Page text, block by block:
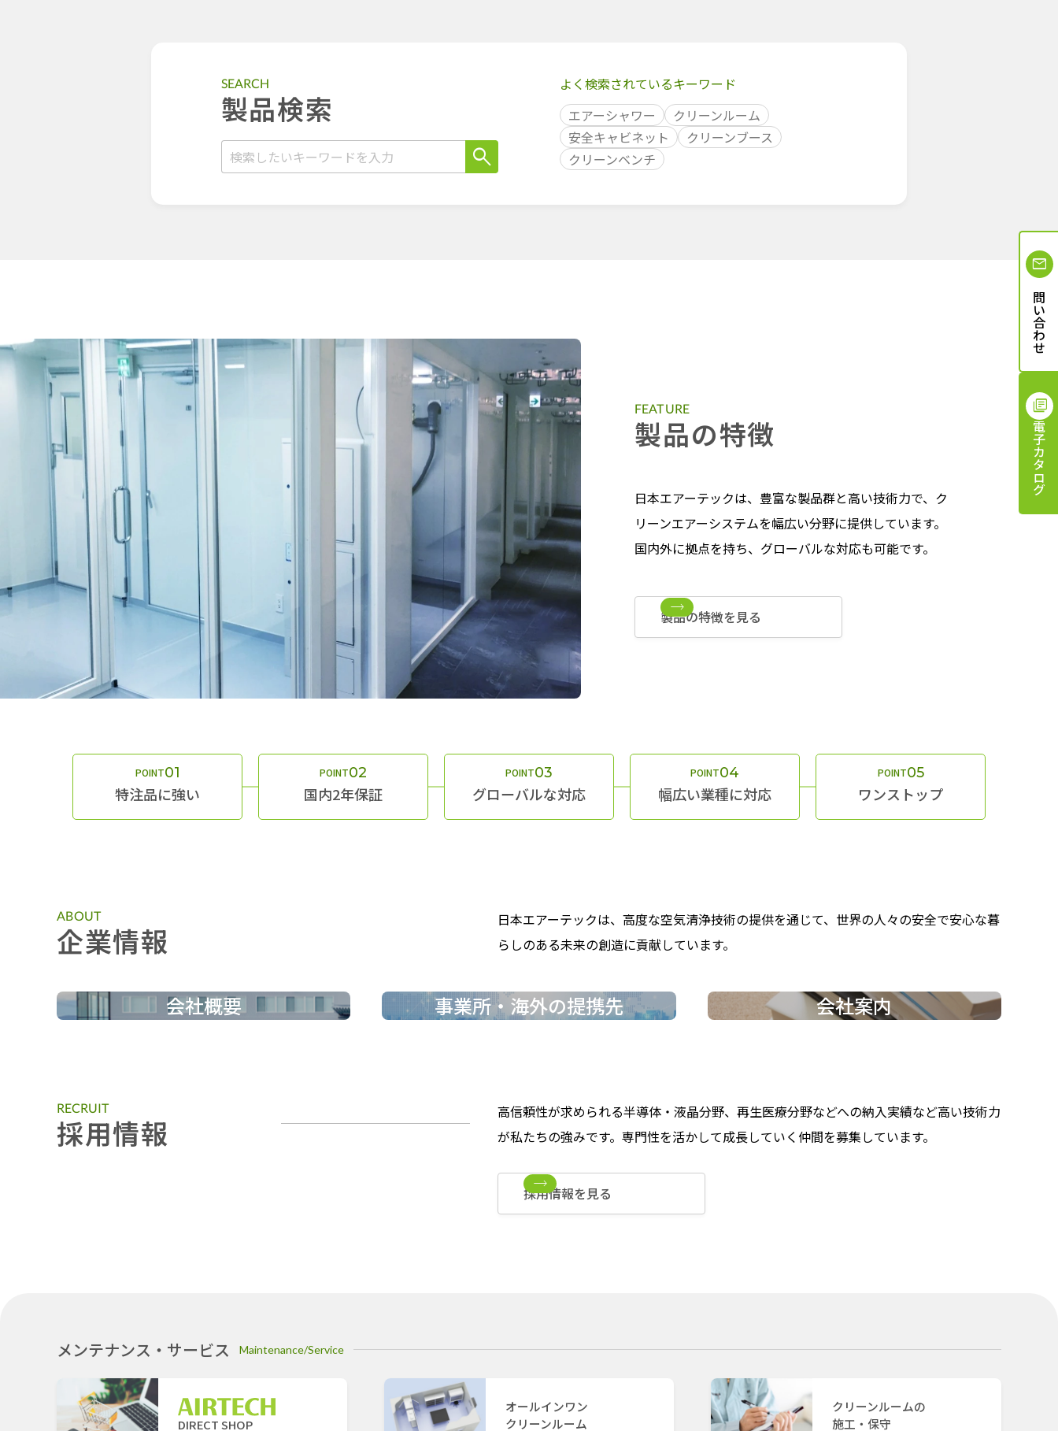
お問い合わせ
電子カタログ
製品検索
SEARCH
よく検索されているキーワード
エアーシャワー
クリーンルーム
安全キャビネット
クリーンブース
クリーンベンチ
製品の特徴
FEATURE
日本エアーテックは、豊富な製品群と高い技術力で、ク
リーンエアーシステムを幅広い分野に提供しています。
国内外に拠点を持ち、グローバルな対応も可能です。
製品の特徴を見る
POINT01
特注品に強い
POINT02
国内2年保証
POINT03
グローバルな対応
POINT04
幅広い業種に対応
POINT05
ワンストップ
企業情報
ABOUT
日本エアーテックは、高度な空気清浄技術の提供を通じて、世界の人々の安全で安心な暮
らしのある未来の創造に貢献しています。
会社概要 事業所・海外の提携先 会社案内
採用情報
RECRUIT
高信頼性が求められる半導体・液晶分野、再生医療分野などへの納入実績など高い技術力
が私たちの強みです。専門性を活かして成長していく仲間を募集しています。
採用情報を見る
メンテナンス・サービス Maintenance/Service
DIRECT SHOP
オールインワン
クリーンルーム
クリーンルームの
施工・保守